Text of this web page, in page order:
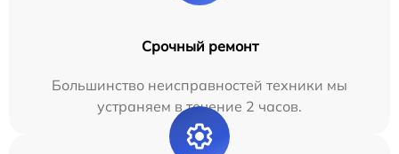
Срочный ремонт
Большинство неисправностей техники мы
устраняем в течение 2 часов.